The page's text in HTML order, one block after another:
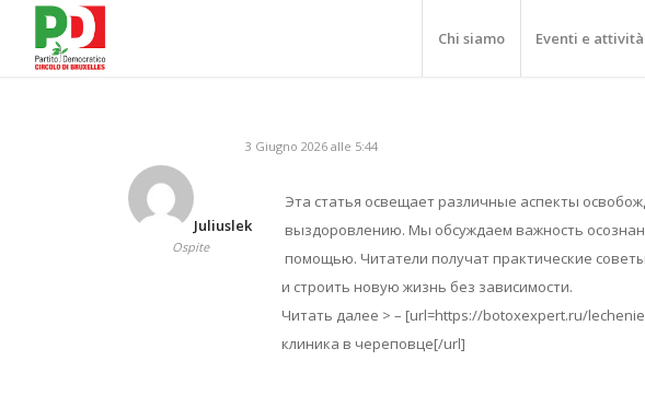
Chi siamo Eventi e attività
3 Giugno 2026 alle 5:44
Juliuslek
Ospite
Эта статья освещает различные аспекты
выздоровлению. Мы обсуждаем важность
помощью. Читатели получат практические
и строить новую жизнь без зависимости.
Читать далее > – [url=https://botoxexpert.ru/
клиника в череповце[/url]